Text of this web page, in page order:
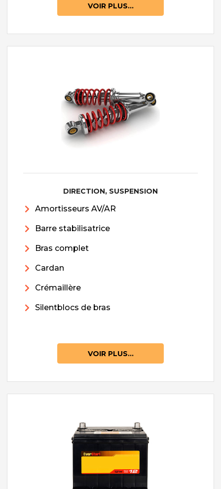
VOIR PLUS...
DIRECTION, SUSPENSION
Amortisseurs AV/AR
Barre stabilisatrice
Bras complet
Cardan
Crémaillère
Silentblocs de bras
VOIR PLUS...